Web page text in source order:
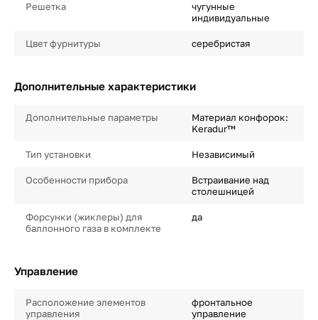
Решетка
чугунные
индивидуальные
Цвет фурнитуры серебристая
Дополнительные характеристики
Дополнительные параметры
Материал конфорок:
Keradur™
Тип установки Независимый
Особенности прибора
Встраивание над
столешницей
Форсунки (жиклеры) для
баллонного газа в комплекте
да
Управление
Расположение элементов
управления
фронтальное
управление